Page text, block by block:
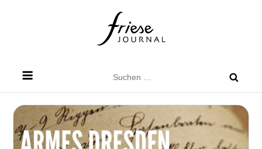
nach: